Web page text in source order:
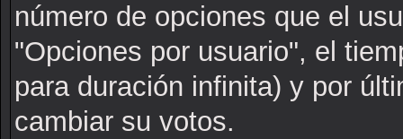
número de opciones que el
"Opciones por usuario", el
para duración infinita) y por
cambiar su votos.